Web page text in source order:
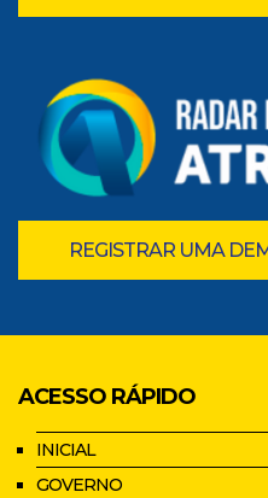
REGISTRAR UMA
ACESSO RÁPIDO
INICIAL
GOVERNO